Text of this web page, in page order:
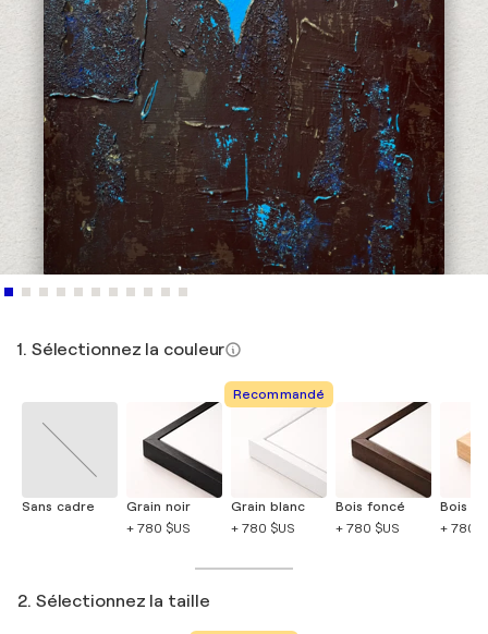
1. Sélectionnez la couleur
Sans cadre
Grain noir
+ 780 $US
Recommandé
Grain blanc
+ 780 $US
Bois foncé
+ 780 $US
Bois
+ 780
2. Sélectionnez la taille